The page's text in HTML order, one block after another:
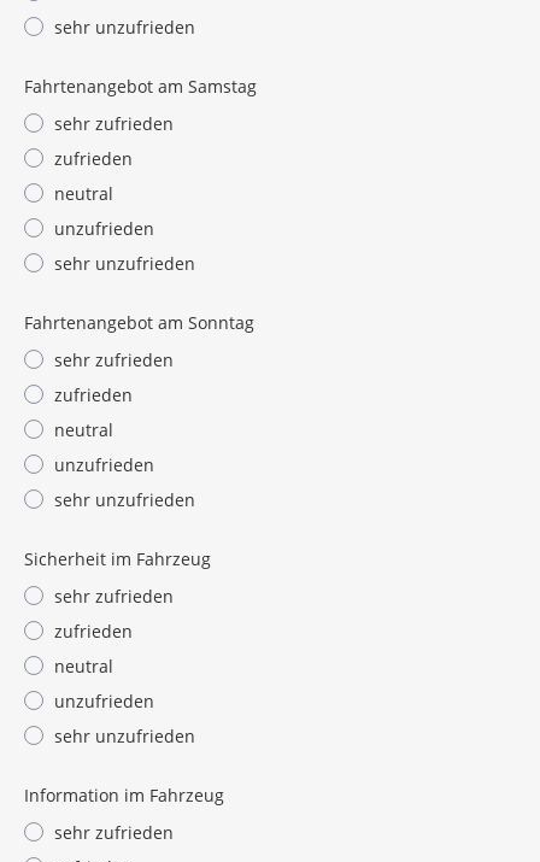
sehr unzufrieden
Fahrtenangebot am Samstag
sehr zufrieden
zufrieden
neutral
unzufrieden
sehr unzufrieden
Fahrtenangebot am Sonntag
sehr zufrieden
zufrieden
neutral
unzufrieden
sehr unzufrieden
Sicherheit im Fahrzeug
sehr zufrieden
zufrieden
neutral
unzufrieden
sehr unzufrieden
Information im Fahrzeug
sehr zufrieden